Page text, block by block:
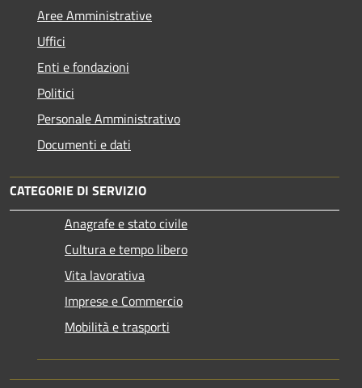
Aree Amministrative
Uffici
Enti e fondazioni
Politici
Personale Amministrativo
Documenti e dati
CATEGORIE DI SERVIZIO
Anagrafe e stato civile
Cultura e tempo libero
Vita lavorativa
Imprese e Commercio
Mobilità e trasporti